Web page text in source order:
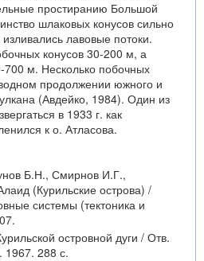
простиранию Большой
шлаковых конусов сильно
лавовые потоки.
конусов 30-200 м, а
м. Несколько побочных
продолжении южного и
(Авдейко, 1984). Один из
в 1933 г. как
к о. Атласова.
Б.Н., Смирнов И.Г.,
(Курильские острова) /
системы (тектоника и
островной дуги / Отв.
288 с.